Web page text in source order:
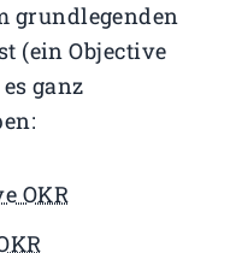
grundlegenden
(ein Objective
ganz
OKR